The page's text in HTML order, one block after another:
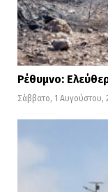
Ρέθυμνο:
Σάββατο, 1 Αυγούστου,